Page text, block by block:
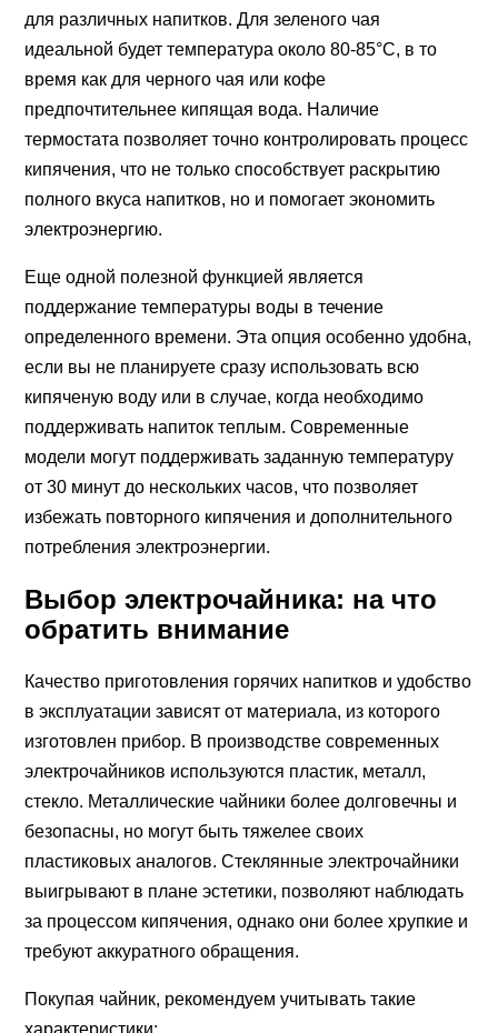
для различных напитков. Для зеленого чая
идеальной будет температура около 80-85°C, в то
время как для черного чая или кофе
предпочтительнее кипящая вода. Наличие
термостата позволяет точно контролировать процесс
кипячения, что не только способствует раскрытию
полного вкуса напитков, но и помогает экономить
электроэнергию.
Еще одной полезной функцией является
поддержание температуры воды в течение
определенного времени. Эта опция особенно удобна,
если вы не планируете сразу использовать всю
кипяченую воду или в случае, когда необходимо
поддерживать напиток теплым. Современные
модели могут поддерживать заданную температуру
от 30 минут до нескольких часов, что позволяет
избежать повторного кипячения и дополнительного
потребления электроэнергии.
Выбор электрочайника: на что
обратить внимание
Качество приготовления горячих напитков и удобство
в эксплуатации зависят от материала, из которого
изготовлен прибор. В производстве современных
электрочайников используются пластик, металл,
стекло. Металлические чайники более долговечны и
безопасны, но могут быть тяжелее своих
пластиковых аналогов. Стеклянные электрочайники
выигрывают в плане эстетики, позволяют наблюдать
за процессом кипячения, однако они более хрупкие и
требуют аккуратного обращения.
Покупая чайник, рекомендуем учитывать такие
характеристики: